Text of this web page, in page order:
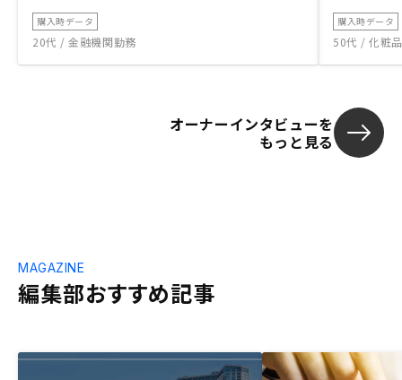
購入時データ
20代 / 金融機関勤務
購入時データ
50代 / 化粧
オーナーインタビューを
もっと見る
編集部おすすめ記事
MAGAZINE